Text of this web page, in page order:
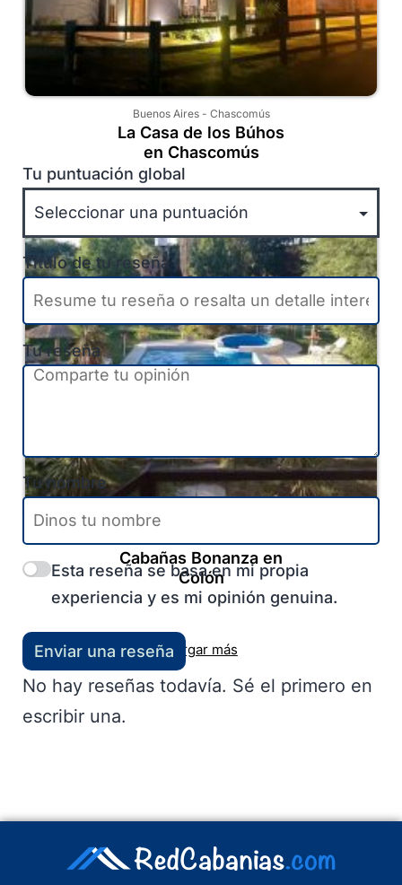
Buenos Aires- Chascomús
La Casa de los Búhos
en Chascomús
Cabañas Bonanza en
Colón
Cargar más
Tu puntuación global
Título de tu reseña
Tu reseña
Tu nombre
Esta reseña se basa en mi propia
experiencia y es mi opinión genuina.
Enviar una reseña
No hay reseñas todavía. Sé el primero en
escribir una.